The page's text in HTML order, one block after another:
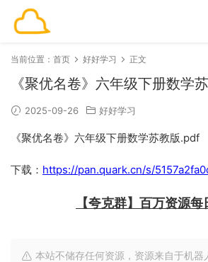
当前位置： 首页 好好学习 正文
《聚优名卷》六年级下册数学
2025-09-26 好好学习
《聚优名卷》六年级下册数学苏教版.pdf
下载： https://pan.quark.cn/s/
【夸克群】百万资源每
本站不储存任何资源，资源来自于机器